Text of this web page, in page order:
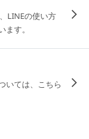
LINEの使い方
す。
いては、こちら